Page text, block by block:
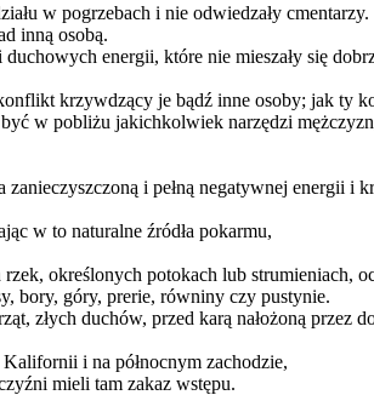
w pogrzebach i nie odwiedzały cmentarzy.
inną osobą.
energii, które nie mieszały się
krzywdzący je bądź inne osoby; jak ty
w pobliżu jakichkolwiek narzędzi
i pełną negatywnej energii i
w to naturalne źródła pokarmu,
określonych potokach lub strumieniach,
bory, góry, prerie, równiny czy pustynie.
złych duchów, przed karą nałożoną przez
i na północnym zachodzie,
mieli tam zakaz wstępu.